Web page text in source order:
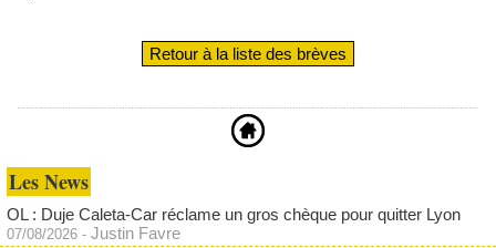
Retour à la liste des brèves
Les News
OL : Duje Caleta-Car réclame un gros chèque pour quitter Lyon
07/08/2026 - Justin Favre